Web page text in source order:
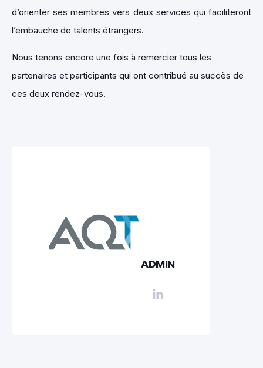
d’orienter ses membres vers deux services qui faciliteront
l’embauche de talents étrangers.
Nous tenons encore une fois à remercier tous les
partenaires et participants qui ont contribué au succès de
ces deux rendez-vous.
ADMIN